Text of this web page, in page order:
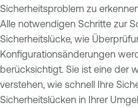
Sicherheitsproblem zu
Alle notwendigen Schritte zur
Sicherheitslücke, wie
Konfigurationsänderungen
berücksichtigt. Sie ist eine der
verstehen, wie schnell Ihre
Sicherheitslücken in Ihrer